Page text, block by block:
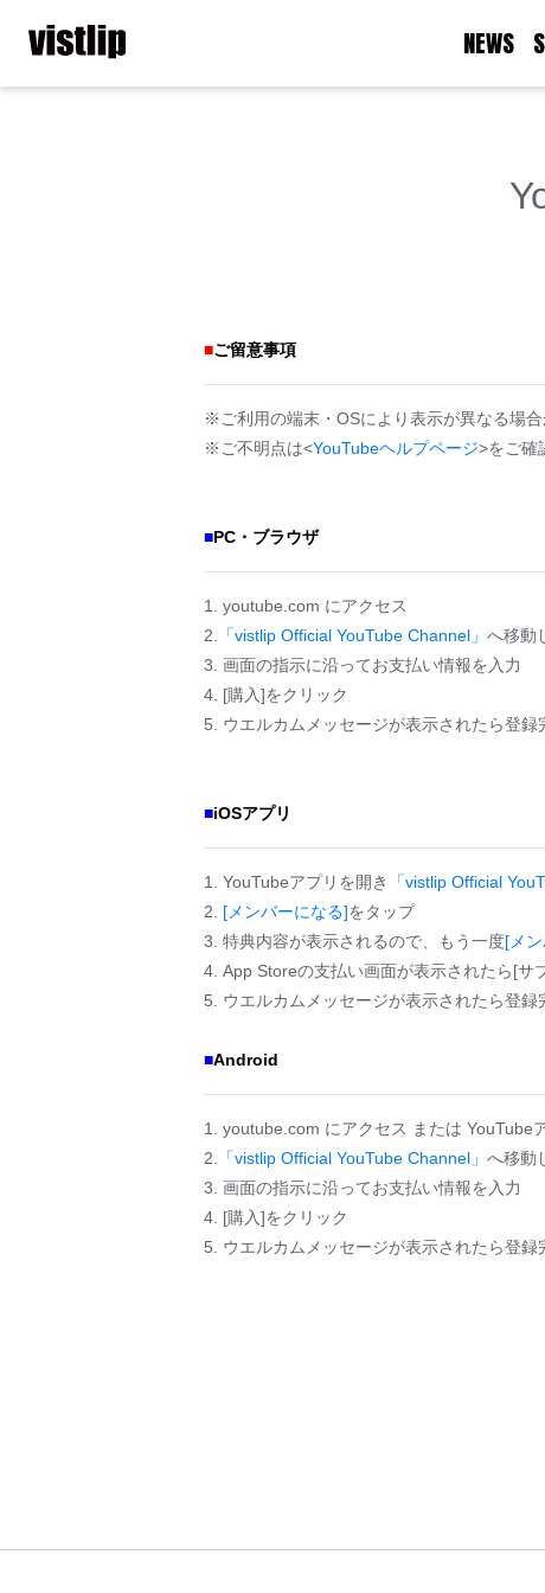
NEWS
■ご留意事項
※ご利用の端末・OSにより表示が異なる場
※ご不明点は<YouTubeヘルプページ>をご確
■PC・ブラウザ
1. youtube.com にアクセス
2.
「vistlip Official YouTube Channel」 へ移動
3. 画面の指示に沿ってお支払い情報を入力
4. [購入]をクリック
5. ウエルカムメッセージが表示されたら登録
■iOSアプリ
1. YouTubeアプリを開き 「vistlip Official
2. [メンバーになる]をタップ
3. 特典内容が表示されるので、もう一度[メ
4. App Storeの支払い画面が表示されたら[サ
5. ウエルカムメッセージが表示されたら登録
■Android
1. youtube.com にアクセス または YouTube
2.
「vistlip Official YouTube Channel」 へ移動
3. 画面の指示に沿ってお支払い情報を入力
4. [購入]をクリック
5. ウエルカムメッセージが表示されたら登録